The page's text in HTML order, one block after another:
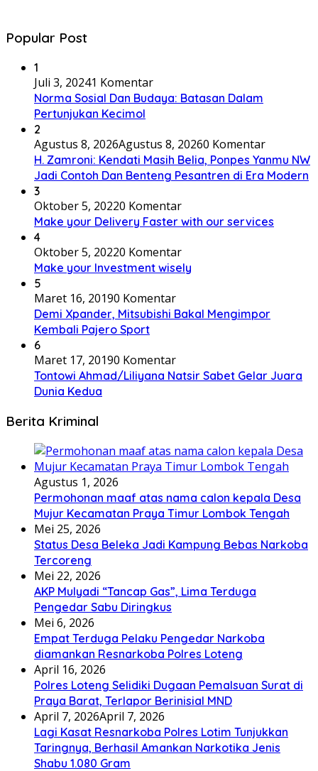
Popular Post
1
Juli 3, 20241 Komentar
Norma Sosial Dan Budaya: Batasan Dalam
Pertunjukan Kecimol
2
Agustus 8, 2026Agustus 8, 20260 Komentar
H. Zamroni: Kendati Masih Belia, Ponpes Yanmu NW
Jadi Contoh Dan Benteng Pesantren di Era Modern
3
Oktober 5, 20220 Komentar
Make your Delivery Faster with our services
4
Oktober 5, 20220 Komentar
Make your Investment wisely
5
Maret 16, 20190 Komentar
Demi Xpander, Mitsubishi Bakal Mengimpor
Kembali Pajero Sport
6
Maret 17, 20190 Komentar
Tontowi Ahmad/Liliyana Natsir Sabet Gelar Juara
Dunia Kedua
Berita Kriminal
Agustus 1, 2026
Permohonan maaf atas nama calon kepala Desa
Mujur Kecamatan Praya Timur Lombok Tengah
Mei 25, 2026
Status Desa Beleka Jadi ‎Kampung Bebas Narkoba
Tercoreng
Mei 22, 2026
AKP Mulyadi “Tancap Gas”, Lima Terduga
Pengedar Sabu Diringkus
Mei 6, 2026
Empat Terduga Pelaku Pengedar Narkoba
diamankan Resnarkoba Polres Loteng
April 16, 2026
Polres Loteng Selidiki Dugaan Pemalsuan Surat di
Praya Barat, Terlapor Berinisial MND
April 7, 2026April 7, 2026
Lagi Kasat Resnarkoba Polres Lotim Tunjukkan
Taringnya, Berhasil Amankan Narkotika Jenis
Shabu 1.080 Gram